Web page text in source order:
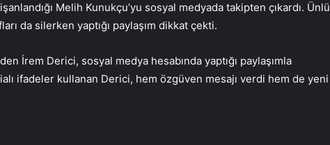
Melih Kunukçu’yu sosyal medyada takipten çıkardı. Ünlü
da silerken yaptığı paylaşım dikkat çekti.
İrem Derici, sosyal medya hesabında yaptığı paylaşımla
ifadeler kullanan Derici, hem özgüven mesajı verdi hem de yeni